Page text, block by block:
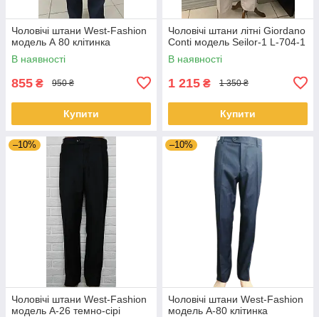
Чоловічі штани West-Fashion
модель А 80 клітинка
В наявності
855 ₴ 950 ₴
Купити
Чоловічі штани літні Giordano
Conti модель Seilor-1 L-704-1
В наявності
1 215 ₴ 1 350 ₴
Купити
–10%
Чоловічі штани West-Fashion
модель A-26 темно-сірі
–10%
Чоловічі штани West-Fashion
модель A-80 клітинка